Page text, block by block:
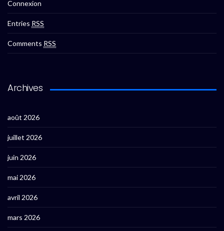
Connexion
Entries RSS
Comments RSS
Archives
août 2026
juillet 2026
juin 2026
mai 2026
avril 2026
mars 2026